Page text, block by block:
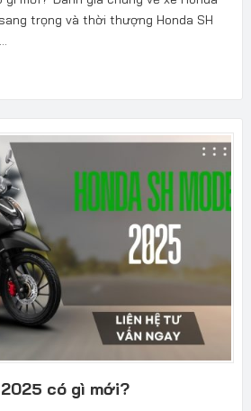
trọng và thời thượng Honda SH
có gì mới?